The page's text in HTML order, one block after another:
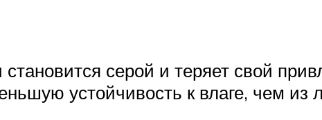
серой и теряет свой
устойчивость к влаге, чем из